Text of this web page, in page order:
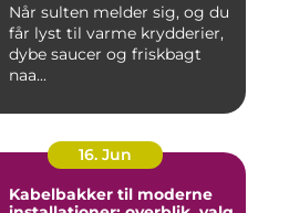
Når sulten melder sig, og du
får lyst til varme krydderier,
dybe saucer og friskbagt
naa...
16. Jun
Kabelbakker til moderne